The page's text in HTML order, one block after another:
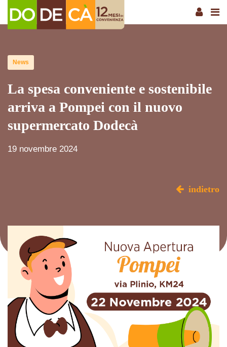
News
La spesa conveniente e sostenibile
arriva a Pompei con il nuovo
supermercato Dodecà
19 novembre 2024
indietro